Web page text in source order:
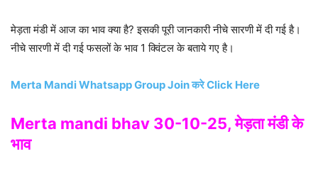
मेड़ता मंडी में आज का भाव क्या है? इसकी पूरी जानकारी नीचे सारणी में दी गई है।
नीचे सारणी में दी गई फसलों के भाव 1 क्विंटल के बताये गए है।
Merta Mandi Whatsapp Group Join करे Click Here
Merta mandi bhav 30-10-25, मेड़ता मंडी के
भाव